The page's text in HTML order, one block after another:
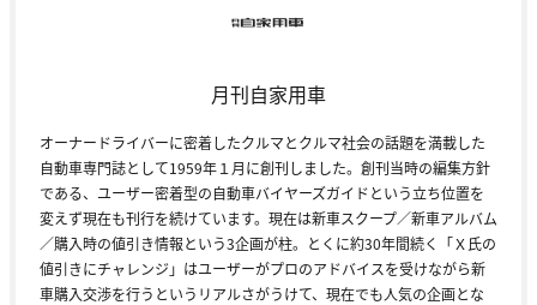
月刊自家用車
オーナードライバーに密着したクルマとクルマ社会の話題を満載した
自動車専門誌として1959年１月に創刊しました。創刊当時の編集方針
である、ユーザー密着型の自動車バイヤーズガイドという立ち位置を
変えず現在も刊行を続けています。現在は新車スクープ／新車アルバム
／購入時の値引き情報という3企画が柱。とくに約30年間続く「Ｘ氏の
値引きにチャレンジ」はユーザーがプロのアドバイスを受けながら新
車購入交渉を行うというリアルさがうけて、現在でも人気の企画とな